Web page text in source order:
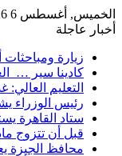
الخميس, أغسطس 6 2026
أخبار عاجلة
زيارة
كادينا سير …
التعليم
رئيس الوزراء
ستاد القاهرة يستضيف
قبل أن تتزوج
محافظ الجيزة